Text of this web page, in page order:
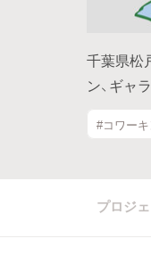
千葉県松
ン、ギャ
#コワー
プロジ